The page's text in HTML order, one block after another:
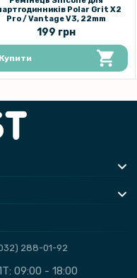
Polar Grit X2
Pro / Vantage V3, 22mm
199 грн
Купити
288-01-92
09:00 - 18:00